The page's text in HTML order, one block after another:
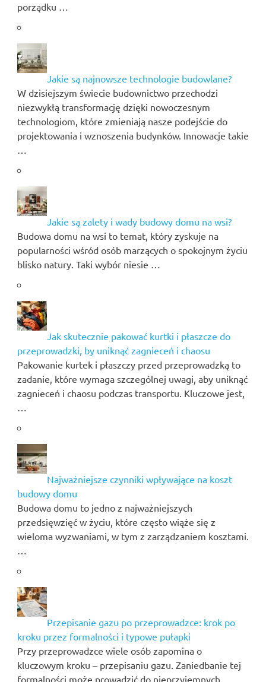
porządku …
Jakie są najnowsze technologie budowlane?
W dzisiejszym świecie budownictwo przechodzi
niezwykłą transformację dzięki nowoczesnym
technologiom, które zmieniają nasze podejście do
projektowania i wznoszenia budynków. Innowacje takie
…
Jakie są zalety i wady budowy domu na wsi?
Budowa domu na wsi to temat, który zyskuje na
popularności wśród osób marzących o spokojnym życiu
blisko natury. Taki wybór niesie …
Jak skutecznie pakować kurtki i płaszcze do
przeprowadzki, by uniknąć zagnieceń i chaosu
Pakowanie kurtek i płaszczy przed przeprowadzką to
zadanie, które wymaga szczególnej uwagi, aby uniknąć
zagnieceń i chaosu podczas transportu. Kluczowe jest,
…
Najważniejsze czynniki wpływające na koszt
budowy domu
Budowa domu to jedno z najważniejszych
przedsięwzięć w życiu, które często wiąże się z
wieloma wyzwaniami, w tym z zarządzaniem kosztami.
…
Przepisanie gazu po przeprowadzce: krok po
kroku przez formalności i typowe pułapki
Przy przeprowadzce wiele osób zapomina o
kluczowym kroku – przepisaniu gazu. Zaniedbanie tej
formalności może prowadzić do nieprzyjemnych